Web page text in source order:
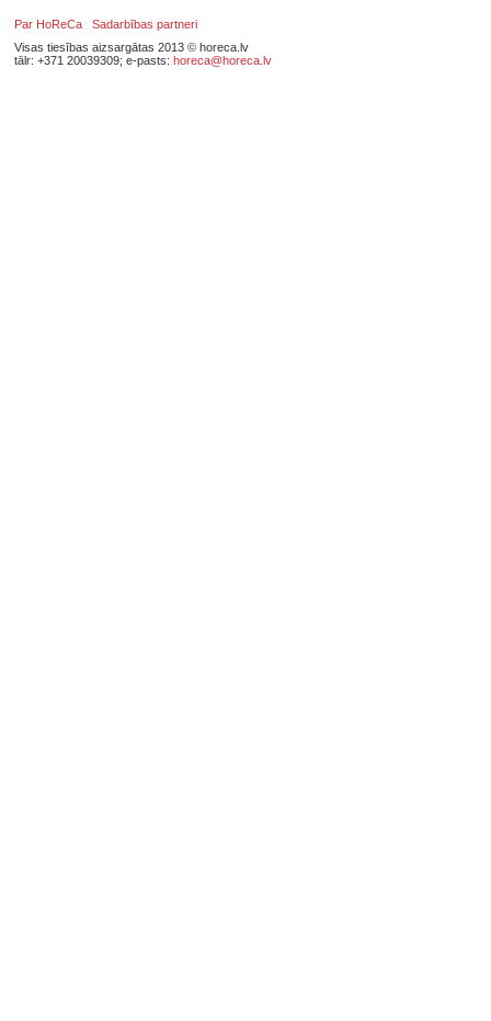
Par HoReCa
Sadarbības partneri
Visas tiesības aizsargātas 2013 © horeca.lv
tālr: +371 20039309; e-pasts: horeca@horeca.lv